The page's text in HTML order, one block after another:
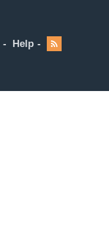
Help